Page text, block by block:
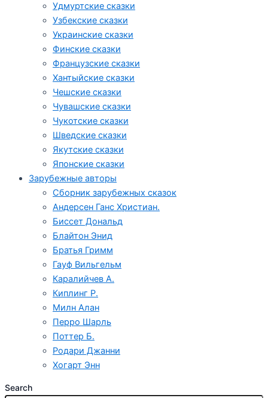
Удмуртские сказки
Узбекские сказки
Украинские сказки
Финские сказки
Французские сказки
Хантыйские сказки
Чешские сказки
Чувашские сказки
Чукотские сказки
Шведские сказки
Якутские сказки
Японские сказки
Зарубежные авторы
Сборник зарубежных сказок
Андерсен Ганс Христиан.
Биссет Дональд
Блайтон Энид
Братья Гримм
Гауф Вильгельм
Каралийчев А.
Киплинг Р.
Милн Алан
Перро Шарль
Поттер Б.
Родари Джанни
Хогарт Энн
Search